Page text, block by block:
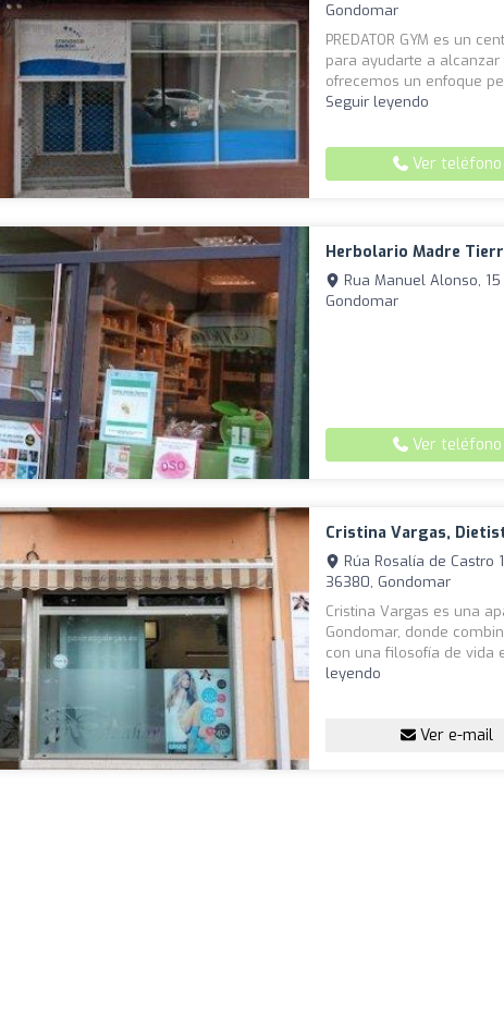
Gondomar
PREDATOR GYM es un
para ayudarte a
ofrecemos un enfoque
Seguir leyendo
Ver teléfono
Herbolario Madre
Rua Manuel Alonso,
Gondomar
Ver teléfono
Cristina Vargas,
Rúa Rosalía de Castro
36380, Gondomar
Cristina Vargas es una
Gondomar, donde
con una filosofía de vida
leyendo
Ver e-mail